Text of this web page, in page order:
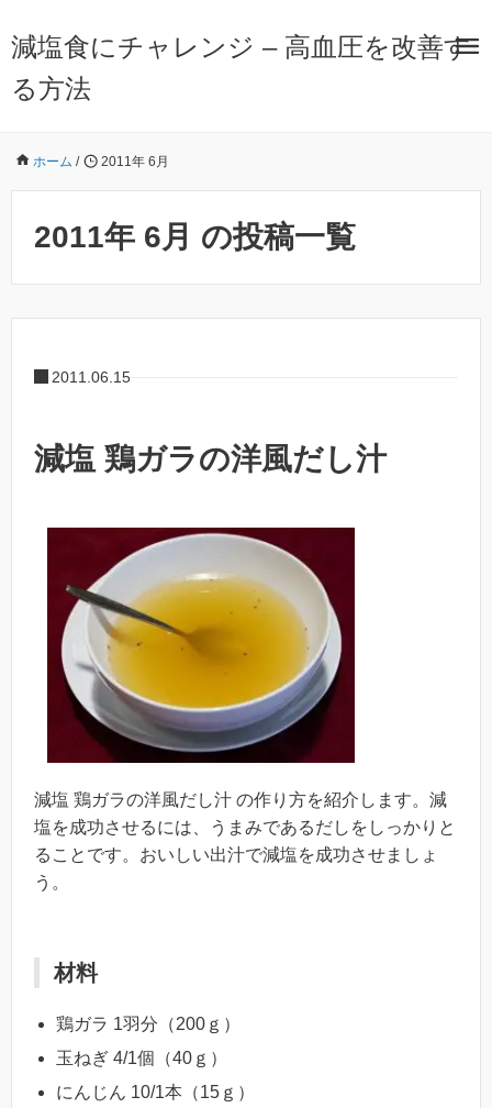
減塩食にチャレンジ – 高血圧を改善す
る方法
ホーム / 2011年 6月
2011年 6月 の投稿一覧
2011.06.15
減塩 鶏ガラの洋風だし汁
減塩 鶏ガラの洋風だし汁 の作り方を紹介します。減
塩を成功させるには、うまみであるだしをしっかりと
ることです。おいしい出汁で減塩を成功させましょ
う。
材料
鶏ガラ 1羽分（200ｇ）
玉ねぎ 4/1個（40ｇ）
にんじん 10/1本（15ｇ）